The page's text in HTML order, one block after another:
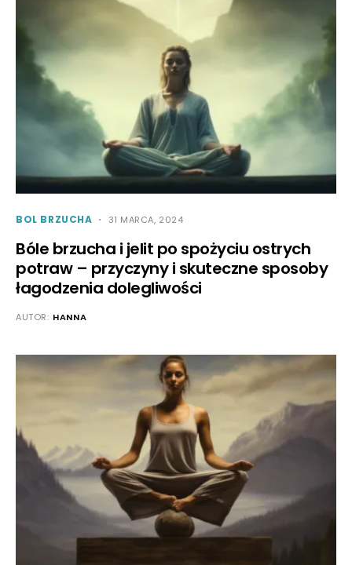
BOL BRZUCHA 31 MARCA, 2024
Bóle brzucha i jelit po spożyciu ostrych
potraw – przyczyny i skuteczne sposoby
łagodzenia dolegliwości
AUTOR: HANNA